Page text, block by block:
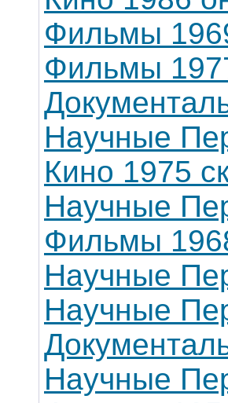
Фильмы
Фильмы
Научные
Кино 1975
Научные
Фильмы
Научные
Научные
Научные